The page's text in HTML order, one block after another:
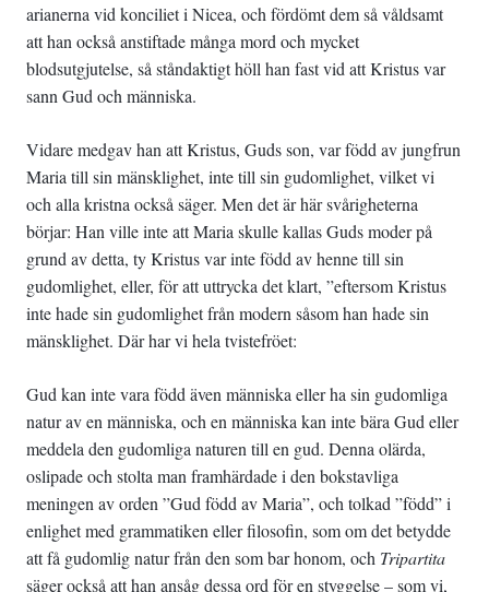
arianerna vid konciliet i Nicea, och fördömt dem så våldsamt
att han också anstiftade många mord och mycket
blodsutgjutelse, så ståndaktigt höll han fast vid att Kristus var
sann Gud och människa.
Vidare medgav han att Kristus, Guds son, var född av jungfrun
Maria till sin mänsklighet, inte till sin gudomlighet, vilket vi
och alla kristna också säger. Men det är här svårigheterna
börjar: Han ville inte att Maria skulle kallas Guds moder på
grund av detta, ty Kristus var inte född av henne till sin
gudomlighet, eller, för att uttrycka det klart, ”eftersom Kristus
inte hade sin gudomlighet från modern såsom han hade sin
mänsklighet. Där har vi hela tvistefröet:
Gud kan inte vara född även människa eller ha sin gudomliga
natur av en människa, och en människa kan inte bära Gud eller
meddela den gudomliga naturen till en gud. Denna olärda,
oslipade och stolta man framhärdade i den bokstavliga
meningen av orden ”Gud född av Maria”, och tolkad ”född” i
enlighet med grammatiken eller filosofin, som om det betydde
att få gudomlig natur från den som bar honom, och Tripartita
säger också att han ansåg dessa ord för en styggelse – som vi,